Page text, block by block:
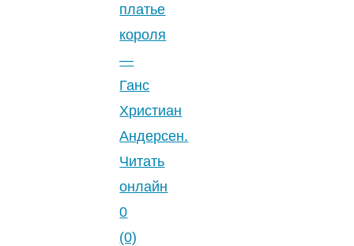
(3)"
платье
короля
—
Ганс
Христиан
Андерсен.
Читать
онлайн
0
(0)